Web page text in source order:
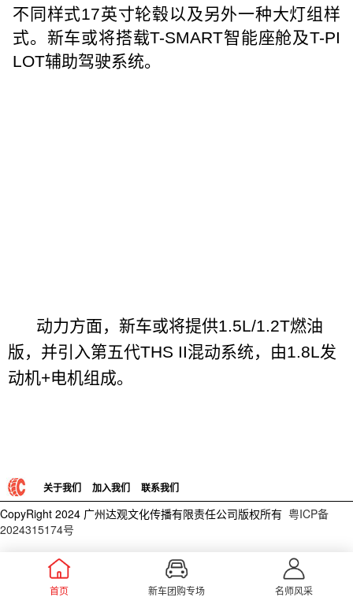
不同样式17英寸轮毂以及另外一种大灯组样
式。新车或将搭载T-SMART智能座舱及T-PI
LOT辅助驾驶系统。
动力方面，新车或将提供1.5L/1.2T燃油
版，并引入第五代THS II混动系统，由1.8L发
动机+电机组成。
关于我们 加入我们 联系我们
CopyRight 2024 广州达观文化传播有限责任公司版权所有 粤ICP备
2024315174号
首页 新车团购专场 名师风采